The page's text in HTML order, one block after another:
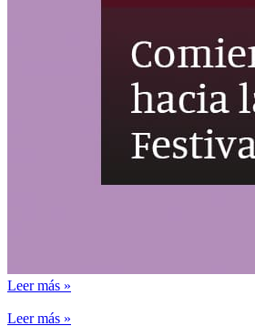
Leer más »
Leer más »